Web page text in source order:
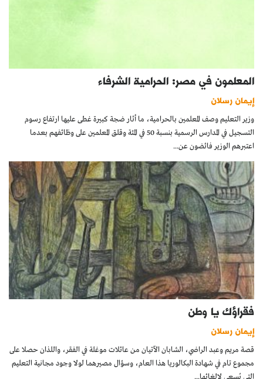
المعلمون في مصر: الحرامية الشرفاء
إيمان رسلان
وزير التعليم وصف المعلمين بالحرامية، ما أثار ضجة كبيرة غطى عليها ارتفاع رسوم
التسجيل في المدارس الرسمية بنسبة 50 في المئة وقلق المعلمين على وظائفهم بعدما
اعتبرهم الوزير فائضون عن...
فقراؤك يا وطن
إيمان رسلان
قصة مريم وعبد الراضي، الشابان الآتيان من عائلات موغلة في الفقر، واللذان حصلا على
مجموع تام في شهادة البكالوريا هذا العام، وسؤال مصيرهما لولا وجود مجانية التعليم
التي يُسعى لإلغائها...